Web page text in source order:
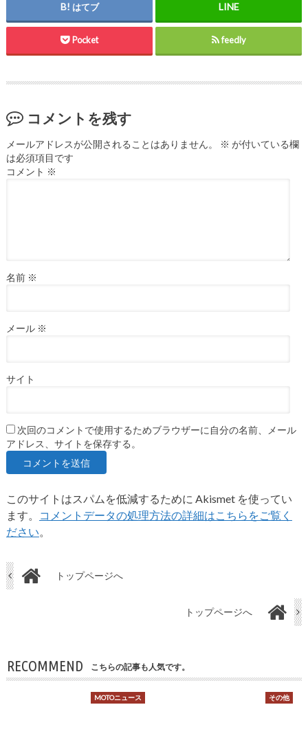
はてブ
Pocket feedly
コメントを残す
メールアドレスが公開されることはありません。 ※ が付いている欄
は必須項目です
コメント ※
名前 ※
メール ※
サイト
次回のコメントで使用するためブラウザーに自分の名前、メール
アドレス、サイトを保存する。
このサイトはスパムを低減するために Akismet を使ってい
ます。
コメントデータの処理方法の詳細はこちらをご覧く
ださい。
トップページへ
トップページへ
RECOMMEND こちらの記事も人気です。
MOTOニュース その他